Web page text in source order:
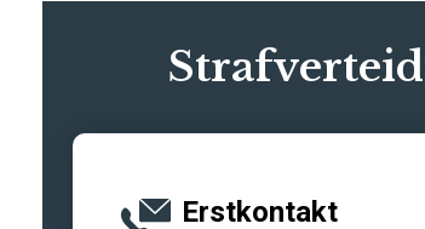
Erstkontakt